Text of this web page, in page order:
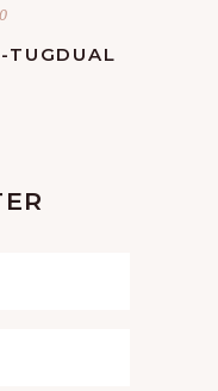
TUGDUAL